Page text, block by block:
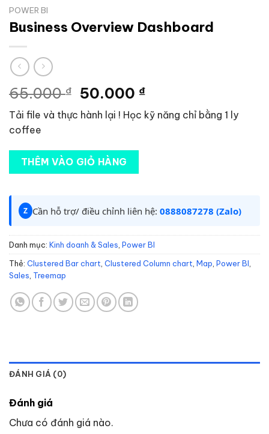
POWER BI
Business Overview Dashboard
65.000₫
Giá
gốc
là:
50.000 ₫Giá
hiện
tại
Tải file và thực hành lại ! Học kỹ năng chỉ bằng 1 ly
coffee
THÊM VÀO GIỎ HÀNG
Z Cần hỗ trợ/ điều chỉnh liên hệ: 0888087278 (Zalo)
Danh mục: Kinh doanh & Sales, Power BI
Thẻ: Clustered Bar chart, Clustered Column chart, Map, Power BI,
Sales, Treemap
ĐÁNH GIÁ (0)
Đánh giá
Chưa có đánh giá nào.